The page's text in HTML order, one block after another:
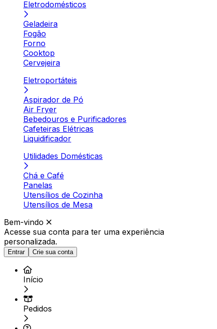
Eletrodomésticos
Geladeira
Fogão
Forno
Cooktop
Cervejeira
Eletroportáteis
Aspirador de Pó
Air Fryer
Bebedouros e Purificadores
Cafeteiras Elétricas
Liquidificador
Utilidades Domésticas
Chá e Café
Panelas
Utensílios de Cozinha
Utensílios de Mesa
Bem-vindo
Acesse sua conta para ter uma experiência
personalizada.
Entrar Crie sua conta
Início
Pedidos